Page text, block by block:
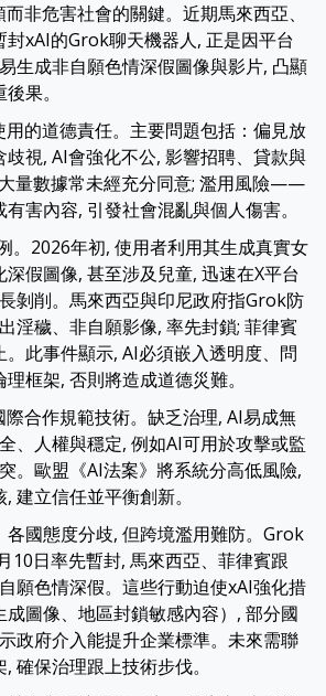
非危害社會的關鍵。近期馬來西亞、
封xAI的Grok聊天機器人, 正是因平台
生成非自願色情深假圖像與影片, 凸顯
果。
的道德責任。主要問題包括：偏見放
視, AI會強化不公, 影響招聘、貸款與
量數據常未經充分同意; 濫用風險——
害內容, 引發社會混亂與個人傷害。
。2026年初, 使用者利用其生成真實女
假圖像, 甚至涉及兒童, 迅速在X平台
剝削。馬來西亞與印尼政府指Grok防
淫穢、非自願影像, 率先封鎖; 菲律賓
此事件顯示, AI必須嵌入透明度、問
框架, 否則將造成道德災難。
合作規範技術。缺乏治理, AI易成無
、人權與穩定, 例如AI可用於攻擊或監
。歐盟《AI法案》將系統分高低風險,
建立信任並平衡創新。
各國態度分歧, 但跨境濫用難防。Grok
10日率先暫封, 馬來西亞、菲律賓跟
願色情深假。這些行動迫使xAI強化措
圖像、地區封鎖敏感內容）, 部分國
政府介入能提升企業標準。未來需聯
確保治理跟上技術步伐。